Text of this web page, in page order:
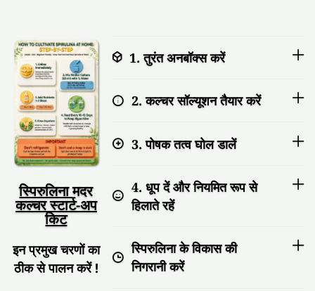
स्पिरुलिनामदर
कल्चर स्टार्ट-अप
किट
इन प्रमुख चरणों का
ठीक से पालन करें !
1. तुरंत अनबॉक्स करें
2. कल्चर सॉल्यूशन तैयार करें
3. पोषक तत्व घोल डालें
4. धूप दें और नियमित रूप से
हिलाते रहें
स्पिरुलिना के विकास की
निगरानी करें